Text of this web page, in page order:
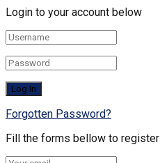
Login to your account below
Forgotten Password?
Fill the forms bellow to register